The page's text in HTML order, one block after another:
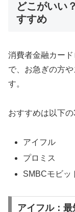
どこがいい
すすめ
消費者金融カー
で、お急ぎの方
す。
おすすめは以下の
アイフル
プロミス
SMBCモビッ
アイフル：